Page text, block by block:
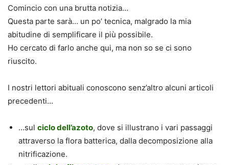
Comincio con una brutta notizia…
Questa parte sarà… un po’ tecnica, malgrado la mia
abitudine di semplificare il più possibile.
Ho cercato di farlo anche qui, ma non so se ci sono
riuscito.
I nostri lettori abituali conoscono senz’altro alcuni articoli
precedenti…
…sul ciclo dell’azoto, dove si illustrano i vari passaggi
attraverso la flora batterica, dalla decomposizione alla
nitrificazione.